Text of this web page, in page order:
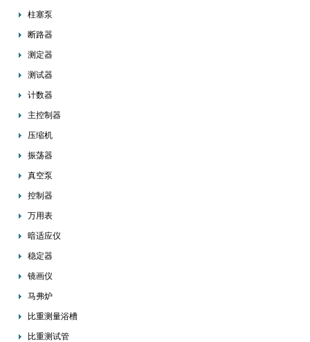
柱塞泵
断路器
测定器
测试器
计数器
主控制器
压缩机
振荡器
真空泵
控制器
万用表
暗适应仪
稳定器
镜画仪
马弗炉
比重测量浴槽
比重测试管